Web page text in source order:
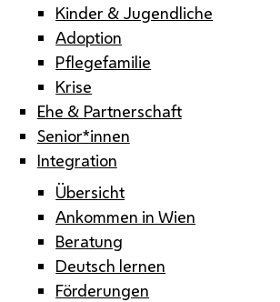
Kinder & Jugendliche
Adoption
Pflegefamilie
Krise
Ehe & Partnerschaft
Senior*innen
Integration
Übersicht
Ankommen in Wien
Beratung
Deutsch lernen
Förderungen